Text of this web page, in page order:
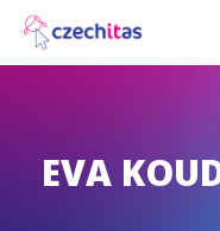
EVA